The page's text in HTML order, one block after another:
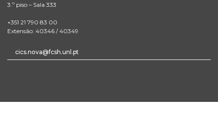
3.º piso – Sala 333
+351 21 790 83 00
Extensão: 40346 / 40349
cics.nova@fcsh.unl.pt